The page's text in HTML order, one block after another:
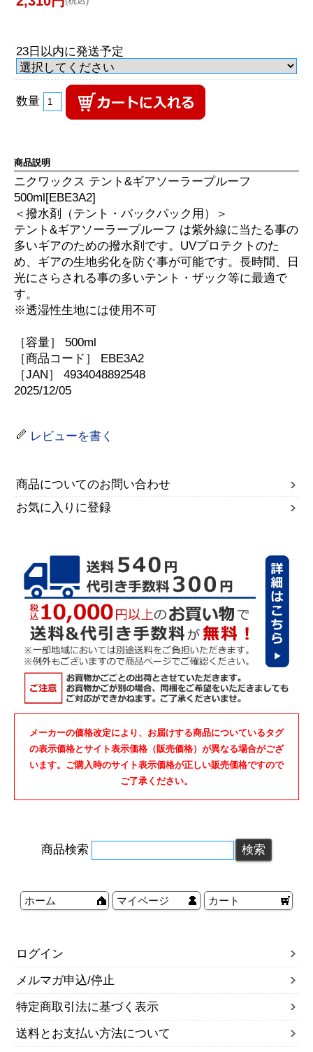
23日以内に発送予定
数量
商品説明
ニクワックス テント&ギアソーラープルーフ
500ml[EBE3A2]
＜撥水剤（テント・バックパック用）＞
テント&ギアソーラープルーフ は紫外線に当たる事の
多いギアのための撥水剤です。UVプロテクトのた
め、ギアの生地劣化を防ぐ事が可能です。長時間、日
光にさらされる事の多いテント・ザック等に最適で
す。
※透湿性生地には使用不可
［容量］ 500ml
［商品コード］ EBE3A2
［JAN］ 4934048892548
2025/12/05
レビューを書く
商品についてのお問い合わせ
お気に入りに登録
メーカーの価格改定により、お届けする商品についているタグ
の表示価格とサイト表示価格（販売価格）が異なる場合がござ
います。ご購入時のサイト表示価格が正しい販売価格ですので
ご了承ください。
商品検索
ホーム マイページ カート
ログイン
メルマガ申込/停止
特定商取引法に基づく表示
送料とお支払い方法について